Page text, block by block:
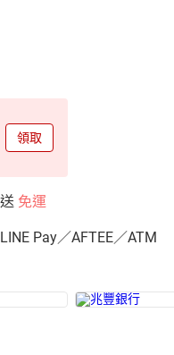
領取
免運
Pay／AFTEE／ATM